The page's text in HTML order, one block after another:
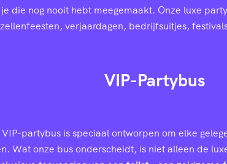
die nog nooit hebt meegemaakt. Onze luxe
verjaardagen, bedrijfsuitjes,
VIP-Partybus
VIP-partybus is speciaal ontworpen om elke
Wat onze bus onderscheidt, is niet alleen de